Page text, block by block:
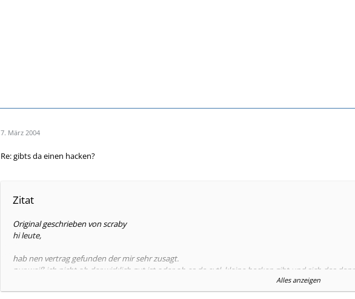
7. März 2004
Re: gibts da einen hacken?
Zitat
Original geschrieben von scraby
hi leute,
hab nen vertrag gefunden der mir sehr zusagt.
nur weiß ich nicht ob der wirklich gut ist oder ob es da evtl. kleine hacken gibt und sich das
hier der link:
Alles anzeigen